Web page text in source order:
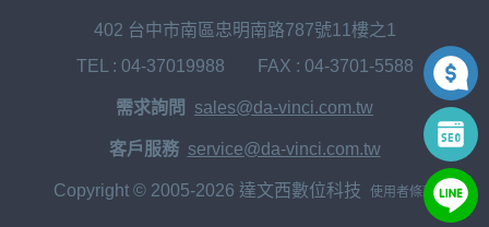
402 台中市南區忠明南路787號11樓之1
TEL : 04-37019988 FAX : 04-3701-5588
需求詢問 sales@da-vinci.com.tw
客戶服務 service@da-vinci.com.tw
Copyright © 2005-2026 達文西數位科技 使用者條款